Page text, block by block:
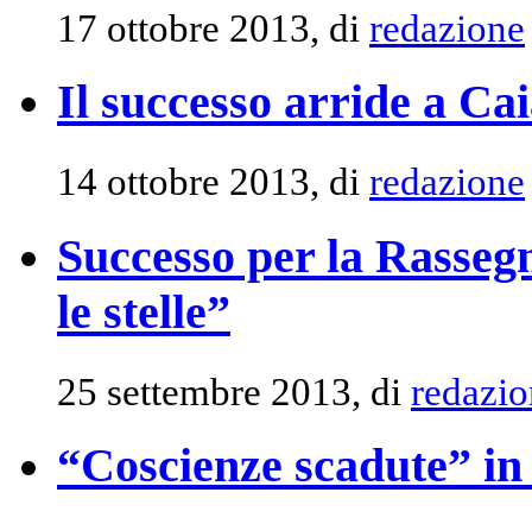
17 ottobre 2013, di redazione
Il successo arride a
14 ottobre 2013, di redazione
Successo per la
le stelle”
25 settembre 2013, di
“Coscienze scadute”